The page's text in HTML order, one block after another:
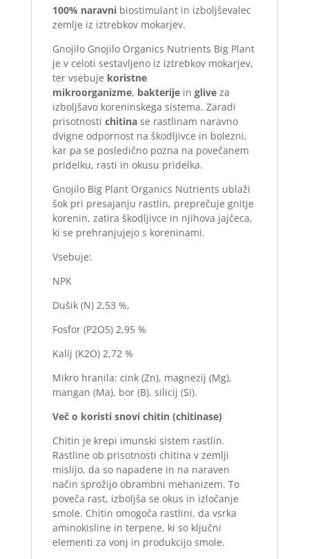
100% naravnibiostimulant in izboljševalec
zemlje iz iztrebkov mokarjev.
Gnojilo Gnojilo Organics Nutrients Big Plant
je v celoti sestavljeno iz iztrebkov mokarjev,
ter vsebuje koristne
mikroorganizme, bakterijein gliveza
izboljšavo koreninskega sistema. Zaradi
prisotnosti chitinase rastlinam naravno
dvigne odpornost na škodljivce in bolezni,
kar pa se posledično pozna na povečanem
pridelku, rasti in okusu pridelka.
Gnojilo Big Plant Organics Nutrients ublaži
šok pri presajanju rastlin, preprečuje gnitje
korenin, zatira škodljivce in njihova jajčeca,
ki se prehranjujejo s koreninami.
Vsebuje:
NPK
Dušik (N) 2,53 %,
Fosfor (P2O5) 2,95 %
Kalij (K2O) 2,72 %
Mikro hranila: cink (Zn), magnezij (Mg),
mangan (Ma), bor (B), silicij (Si).
Več o koristi snovi chitin (chitinase)
Chitin je krepi imunski sistem rastlin.
Rastline ob prisotnosti chitina v zemlji
mislijo, da so napadene in na naraven
način sprožijo obrambni mehanizem. To
poveča rast, izboljša se okus in izločanje
smole. Chitin omogoča rastlini, da vsrka
aminokisline in terpene, ki so ključni
elementi za vonj in produkcijo smole.